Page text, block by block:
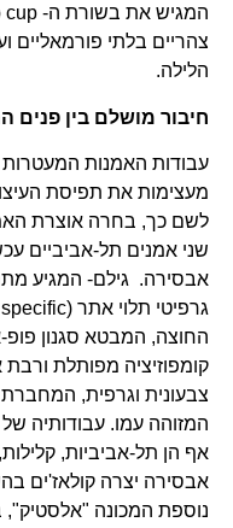
צהריים בלתי פורמאליים
הלילה.
חיבור מושלם בין פנים
עבודות האמנות המעטרות את
מעצימות את תפיסת העיצוב
לשם כך, בחרה אוצרת
אבסירה. גילם- המגיע
החוצה, המבטא סגנון פופ-
קומפוזיציה מפותלת ורבת
צבעונית וגרפית, המחברת
המזוהה עמו. עבודותיה של
אף הן תל-אביביות, קלילות,
אבסירה יצרה קולאז'ים
נוספת המכונה "אלסטיק",